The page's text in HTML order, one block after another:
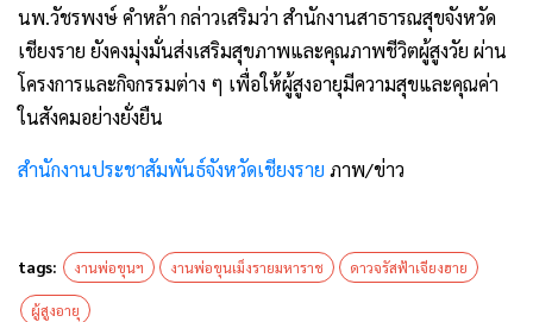
นพ.วัชรพงษ์ คำหล้า กล่าวเสริมว่า สำนักงานสาธารณสุขจังหวัด
เชียงราย ยังคงมุ่งมั่นส่งเสริมสุขภาพและคุณภาพชีวิตผู้สูงวัย ผ่าน
โครงการและกิจกรรมต่าง ๆ เพื่อให้ผู้สูงอายุมีความสุขและคุณค่า
ในสังคมอย่างยั่งยืน
สำนักงานประชาสัมพันธ์จังหวัดเชียงราย ภาพ/ข่าว
tags: งานพ่อขุนฯ งานพ่อขุนเม็งรายมหาราช ดาวจรัสฟ้าเจียงฮาย
ผู้สูงอายุ